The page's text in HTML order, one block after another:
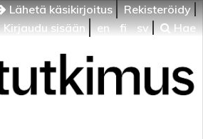
Lähetä käsikirjoitus
Rekisteröidy
Kirjaudu sisään
en fi sv Hae